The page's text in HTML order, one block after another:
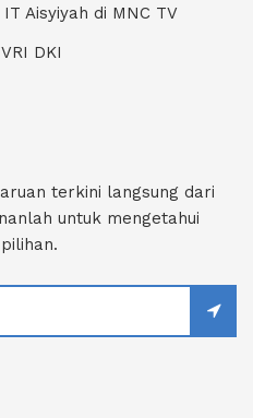
Aisyiyah di MNC TV
DKI
terkini langsung dari
untuk mengetahui